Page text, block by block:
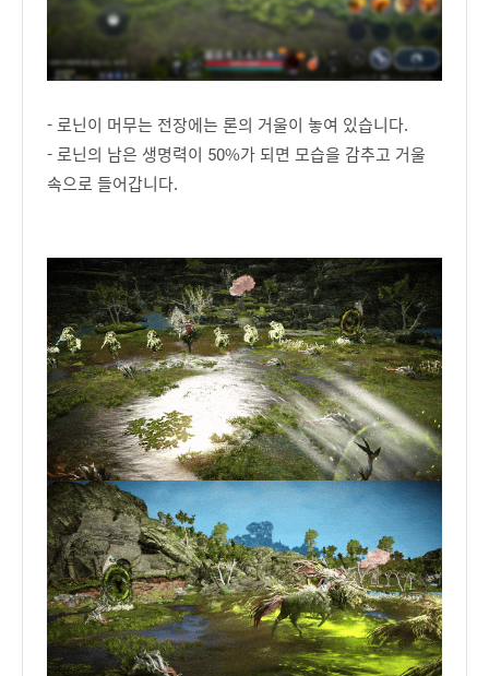
- 로닌이 머무는 전장에는 론의 거울이 놓여 있습니다.
- 로닌의 남은 생명력이 50%가 되면 모습을 감추고 거울
속으로 들어갑니다.